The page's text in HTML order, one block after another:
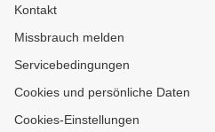
Kontakt
Missbrauch melden
Servicebedingungen
Cookies und persönliche Daten
Cookies-Einstellungen